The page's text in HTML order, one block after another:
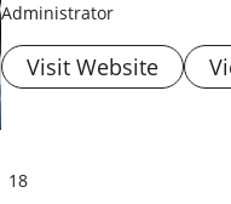
Administrator
Visit Website
18